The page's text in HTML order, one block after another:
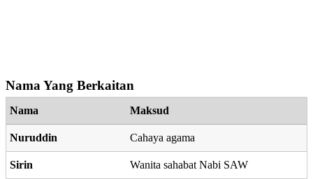
Nama Yang Berkaitan
Nama Maksud
Nuruddin Cahaya agama
Sirin Wanita sahabat Nabi SAW